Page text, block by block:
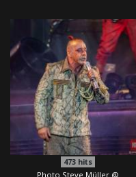
473hits
Photo Steve Müller @